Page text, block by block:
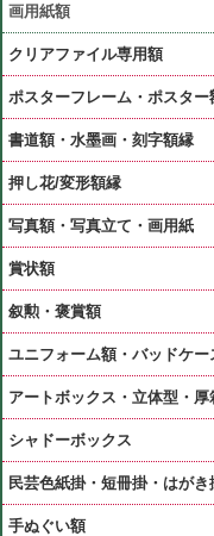
画用紙額
クリアファイル専用額
ポスターフレーム・ポスター
書道額・水墨画・刻字額縁
押し花/変形額縁
写真額・写真立て・画用紙
賞状額
叙勲・褒賞額
ユニフォーム額・バッドケー
アートボックス・立体型・厚
シャドーボックス
民芸色紙掛・短冊掛・はが
手ぬぐい額